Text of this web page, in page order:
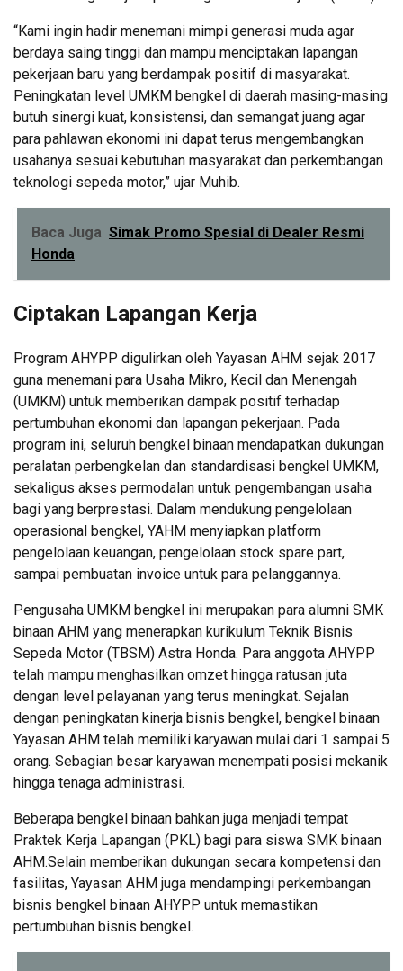
“Kami ingin hadir menemani mimpi generasi muda agar
berdaya saing tinggi dan mampu menciptakan lapangan
pekerjaan baru yang berdampak positif di masyarakat.
Peningkatan level UMKM bengkel di daerah masing-masing
butuh sinergi kuat, konsistensi, dan semangat juang agar
para pahlawan ekonomi ini dapat terus mengembangkan
usahanya sesuai kebutuhan masyarakat dan perkembangan
teknologi sepeda motor,” ujar Muhib.
Baca Juga Simak Promo Spesial di Dealer Resmi
Honda
Ciptakan Lapangan Kerja
Program AHYPP digulirkan oleh Yayasan AHM sejak 2017
guna menemani para Usaha Mikro, Kecil dan Menengah
(UMKM) untuk memberikan dampak positif terhadap
pertumbuhan ekonomi dan lapangan pekerjaan. Pada
program ini, seluruh bengkel binaan mendapatkan dukungan
peralatan perbengkelan dan standardisasi bengkel UMKM,
sekaligus akses permodalan untuk pengembangan usaha
bagi yang berprestasi. Dalam mendukung pengelolaan
operasional bengkel, YAHM menyiapkan platform
pengelolaan keuangan, pengelolaan stock spare part,
sampai pembuatan invoice untuk para pelanggannya.
Pengusaha UMKM bengkel ini merupakan para alumni SMK
binaan AHM yang menerapkan kurikulum Teknik Bisnis
Sepeda Motor (TBSM) Astra Honda. Para anggota AHYPP
telah mampu menghasilkan omzet hingga ratusan juta
dengan level pelayanan yang terus meningkat. Sejalan
dengan peningkatan kinerja bisnis bengkel, bengkel binaan
Yayasan AHM telah memiliki karyawan mulai dari 1 sampai 5
orang. Sebagian besar karyawan menempati posisi mekanik
hingga tenaga administrasi.
Beberapa bengkel binaan bahkan juga menjadi tempat
Praktek Kerja Lapangan (PKL) bagi para siswa SMK binaan
AHM.Selain memberikan dukungan secara kompetensi dan
fasilitas, Yayasan AHM juga mendampingi perkembangan
bisnis bengkel binaan AHYPP untuk memastikan
pertumbuhan bisnis bengkel.